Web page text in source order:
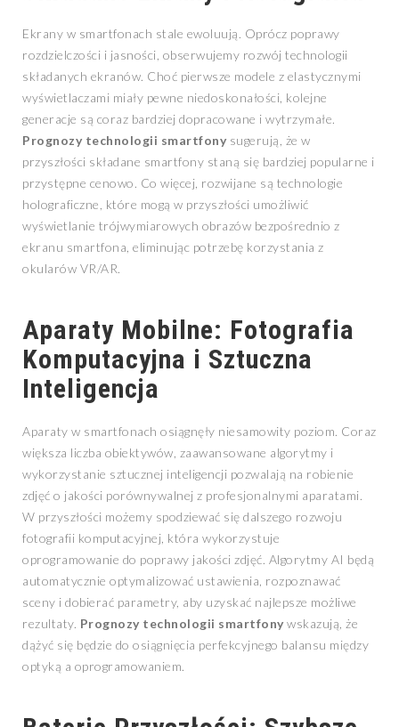
Ekrany w smartfonach stale ewoluują. Oprócz poprawy
rozdzielczości i jasności, obserwujemy rozwój technologii
składanych ekranów. Choć pierwsze modele z elastycznymi
wyświetlaczami miały pewne niedoskonałości, kolejne
generacje są coraz bardziej dopracowane i wytrzymałe.
Prognozy technologii smartfony sugerują, że w
przyszłości składane smartfony staną się bardziej popularne i
przystępne cenowo. Co więcej, rozwijane są technologie
holograficzne, które mogą w przyszłości umożliwić
wyświetlanie trójwymiarowych obrazów bezpośrednio z
ekranu smartfona, eliminując potrzebę korzystania z
okularów VR/AR.
Aparaty Mobilne: Fotografia
Komputacyjna i Sztuczna
Inteligencja
Aparaty w smartfonach osiągnęły niesamowity poziom. Coraz
większa liczba obiektywów, zaawansowane algorytmy i
wykorzystanie sztucznej inteligencji pozwalają na robienie
zdjęć o jakości porównywalnej z profesjonalnymi aparatami.
W przyszłości możemy spodziewać się dalszego rozwoju
fotografii komputacyjnej, która wykorzystuje
oprogramowanie do poprawy jakości zdjęć. Algorytmy AI będą
automatycznie optymalizować ustawienia, rozpoznawać
sceny i dobierać parametry, aby uzyskać najlepsze możliwe
rezultaty. Prognozy technologii smartfony wskazują, że
dążyć się będzie do osiągnięcia perfekcyjnego balansu między
optyką a oprogramowaniem.